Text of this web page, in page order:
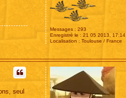
Messages : 293
Enregistré le : 21 05 2013, 17:14
Localisation : Toulouse / France
seul